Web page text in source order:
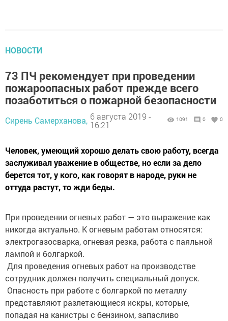
НОВОСТИ
73 ПЧ рекомендует при проведении
пожароопасных работ прежде всего
позаботиться о пожарной безопасности
Сирень Самерханова, 6 августа 2019 -
16:21
1091 0 0
Человек, умеющий хорошо делать свою работу, всегда
заслуживал уважение в обществе, но если за дело
берется тот, у кого, как говорят в народе, руки не
оттуда растут, то жди беды.
При проведении огневых работ — это выражение как
никогда актуально. К огневым работам относятся:
электрогазосварка, огневая резка, работа с паяльной
лампой и болгаркой.
Для проведения огневых работ на производстве
сотрудник должен получить специальный допуск.
Опасность при работе с болгаркой по металлу
представляют разлетающиеся искры, которые,
попадая на канистры с бензином, запасливо